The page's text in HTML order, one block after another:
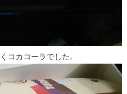
コカコーラでした。